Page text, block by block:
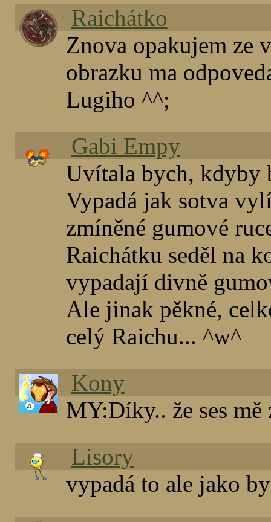
Raichátko
Znova opakujem ze
obrazku ma
Lugiho ^^;
Gabi Empy
Uvítala bych, kdyby
Vypadá jak sotva
zmíněné gumové
Raichátku seděl na
vypadají divně
Ale jinak pěkné,
celý Raichu... ^w^
Kony
MY:Díky.. že ses mě
Lisory
vypadá to ale jako